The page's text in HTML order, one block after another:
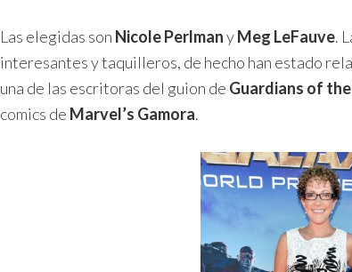
Las elegidas son Nicole PerlmanyMeg LeFauve.
interesantes y taquilleros, de hecho han estado
una de las escritoras del guion de Guardians of
comics de Marvel’s Gamora.